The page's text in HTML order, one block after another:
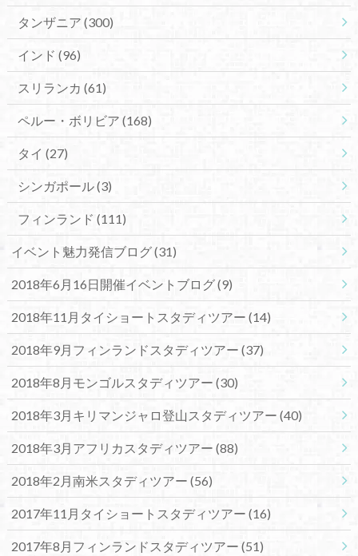
タンザニア (300)
インド (96)
スリランカ (61)
ペルー・ボリビア (168)
タイ (27)
シンガポール(3)
フィンランド (111)
イベント魅力発信ブログ(31)
2018年6月16日開催イベントブログ(9)
2018年11月タイショートスタディツアー (14)
2018年9月フィンランドスタディツアー (37)
2018年8月モンゴルスタディツアー (30)
2018年3月キリマンジャロ登山スタディツアー (40)
2018年3月アフリカスタディツアー (88)
2018年2月南米スタディツアー (56)
2017年11月タイショートスタディツアー (16)
2017年8月フィンランドスタディツアー (51)